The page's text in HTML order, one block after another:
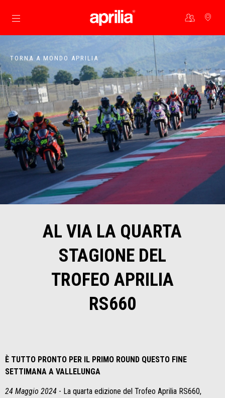
Vai al contenuto principale
TORNA A MONDO APRILIA
AL VIA LA QUARTA
STAGIONE DEL
TROFEO APRILIA
RS660
È TUTTO PRONTO PER IL PRIMO ROUND QUESTO FINE
SETTIMANA A VALLELUNGA
24 Maggio 2024 - La quarta edizione del Trofeo Aprilia RS660,